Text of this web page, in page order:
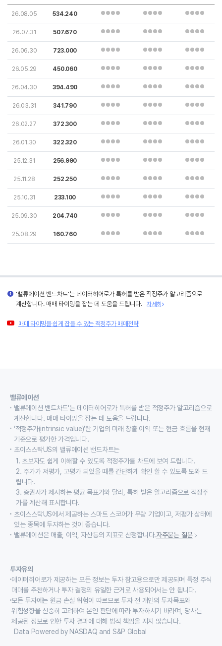
26.08.05 534.240
26.07.31 507.670
26.06.30 723.000
26.05.29 450.060
26.04.30 394.490
26.03.31 341.790
26.02.27 372.300
26.01.30 322.320
25.12.31 256.990
25.11.28 252.250
25.10.31 233.100
25.09.30 204.740
25.08.29 160.760
'밸류에이션 밴드차트'는 데이터히어로가 특허를 받은 적정주가 알고리즘으로
계산합니다. 매매 타이밍을 잡는 데 도움을 드립니다.
자세히
매매 타이밍을 쉽게 잡을 수 있는 적정주가 매매전략
밸류에이션
밸류에이션 밴드차트'는 데이터히어로가 특허를 받은 적정주가 알고리즘으로
계산합니다. 매매 타이밍을 잡는 데 도움을 드립니다.
‘적정주가(intrinsic value)’란 기업의 미래 창출 이익 또는 현금 흐름을 현재
기준으로 평가한 가격입니다.
초이스스탁US의 밸류에이션 밴드차트는
1. 초보자도 쉽게 이해할 수 있도록 적정주가를 차트에 보여 드립니다.
2. 주가가 저평가, 고평가 되었을 때를 간단하게 확인 할 수 있도록 도와 드
립니다.
3. 증권사가 제시하는 평균 목표가와 달리, 특허 받은 알고리즘으로 적정주
가를 계산해 표시합니다.
초이스스탁US에서 제공하는 스마트 스코어가 우량 기업이고, 저평가 상태에
있는 종목에 투자하는 것이 좋습니다.
밸류에이션은 매출, 이익, 자산등의 지표로 산정합니다.자주묻는 질문
투자유의
데이터히어로가 제공하는 모든 정보는 투자 참고용으로만 제공되며 특정 주식
매매를 추천하거나 투자 결정의 유일한 근거로 사용되어서는 안 됩니다.
모든 투자에는 원금 손실 위험이 따르므로 투자 전 개인의 투자목표와
위험성향을 신중히 고려하여 본인 판단에 따라 투자하시기 바라며, 당사는
제공된 정보로 인한 투자 결과에 대해 법적 책임을 지지 않습니다.
Data Powered by NASDAQ and S&P Global